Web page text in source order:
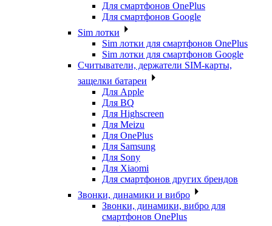
Для смартфонов OnePlus
Для смартфонов Google
Sim лотки
Sim лотки для смартфонов OnePlus
Sim лотки для смартфонов Google
Считыватели, держатели SIM-карты,
защелки батареи
Для Apple
Для BQ
Для Highscreen
Для Meizu
Для OnePlus
Для Samsung
Для Sony
Для Xiaomi
Для смартфонов других брендов
Звонки, динамики и вибро
Звонки, динамики, вибро для
смартфонов OnePlus